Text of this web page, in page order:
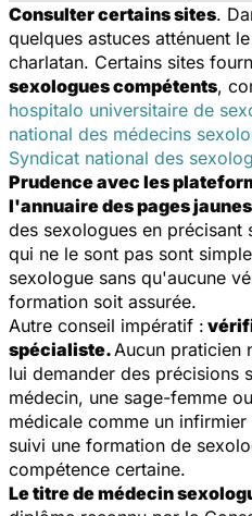
Consulter certains sites.
quelques astuces atténuent
charlatan. Certains sites
sexologues compétents,
hospitalo universitaire de
national des médecins
Syndicat national des
Prudence avec les
l'annuaire des pages
des sexologues en précisant
qui ne le sont pas sont
sexologue sans qu'aucune
formation soit assurée.
Autre conseil impératif :
spécialiste. Aucun praticien
lui demander des précisions
médecin, une sage-femme
médicale comme un
suivi une formation de
compétence certaine.
Le titre de médecin